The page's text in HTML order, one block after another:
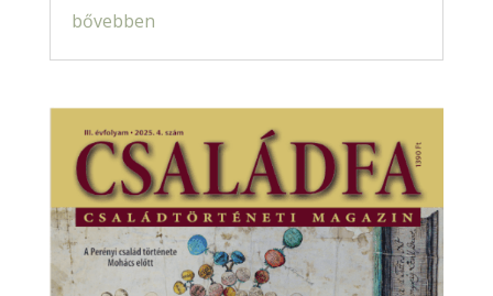
bővebben